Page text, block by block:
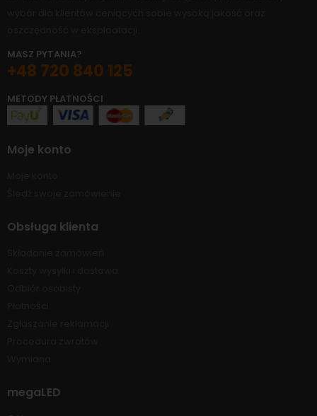
MASZ PYTANIA?
+48 720 840 125
METODY PŁATNOŚCI
Moje konto
Obsługa klienta
megaLED